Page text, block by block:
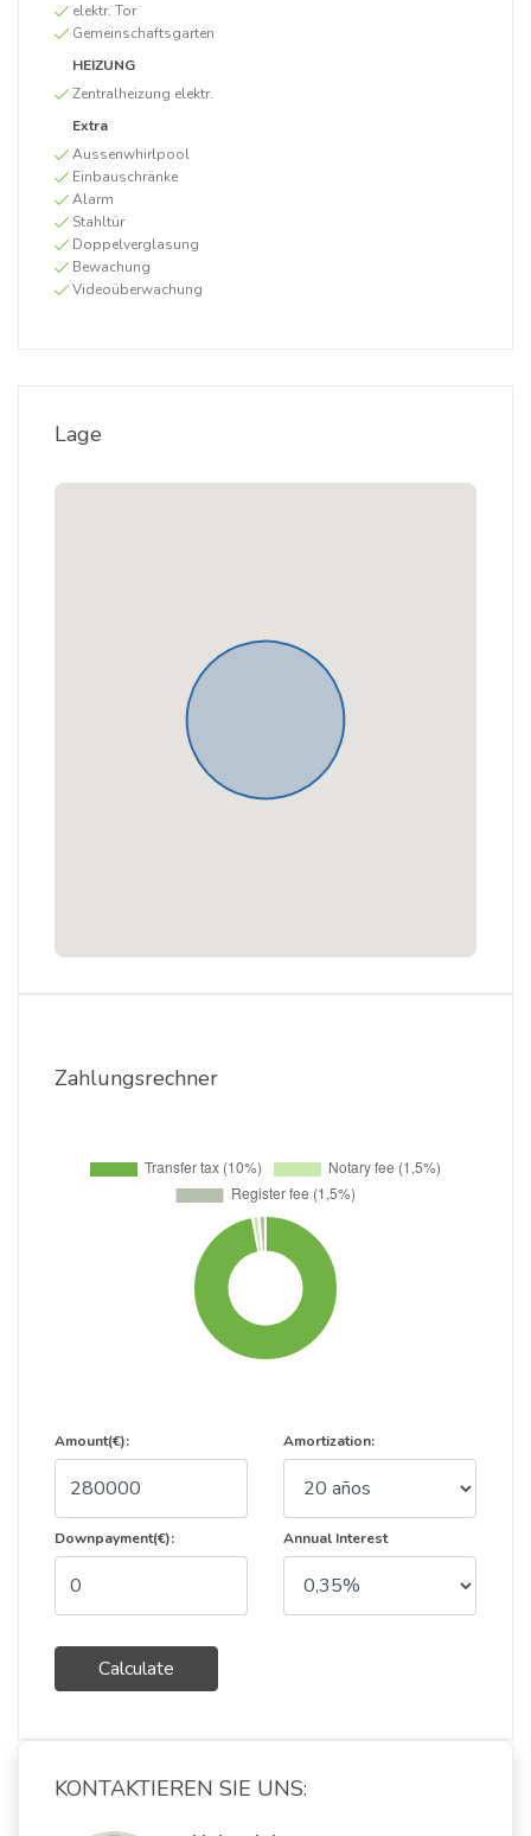
elektr. Tor
Gemeinschaftsgarten
HEIZUNG
Zentralheizung elektr.
Extra
Aussenwhirlpool
Einbauschränke
Alarm
Stahltür
Doppelverglasung
Bewachung
Videoüberwachung
Lage
Zahlungsrechner
Amount(€):
Downpayment(€):
Calculate
Amortization:
Annual Interest
KONTAKTIEREN SIE UNS: